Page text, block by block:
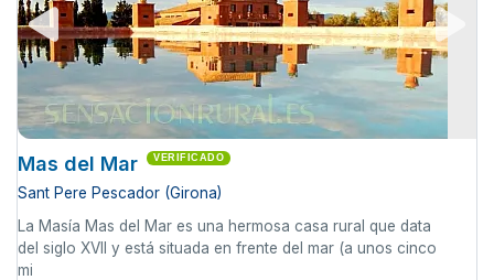
Mas del Mar VERIFICADO
Sant Pere Pescador (Girona)
La Masía Mas del Mar es una hermosa casa rural que data
del siglo XVII y está situada en frente del mar (a unos cinco
mi